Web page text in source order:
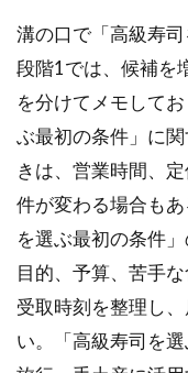
で考
える
の目
安
2
溝
口
の
級
溝の口で「高級寿
段階1では、候補を
を分けてメモして
ぶ最初の条件」に
きは、営業時間、
件が変わる場合も
を選ぶ最初の条件
目的、予算、苦手
受取時刻を整理し
い。「高級寿司を